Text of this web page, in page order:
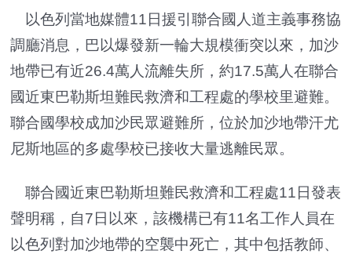
以色列當地媒體11日援引聯合國人道主義事務協
調廳消息，巴以爆發新一輪大規模衝突以來，加沙
地帶已有近26.4萬人流離失所，約17.5萬人在聯合
國近東巴勒斯坦難民救濟和工程處的學校里避難。
聯合國學校成加沙民眾避難所，位於加沙地帶汗尤
尼斯地區的多處學校已接收大量逃離民眾。
聯合國近東巴勒斯坦難民救濟和工程處11日發表
聲明稱，自7日以來，該機構已有11名工作人員在
以色列對加沙地帶的空襲中死亡，其中包括教師、